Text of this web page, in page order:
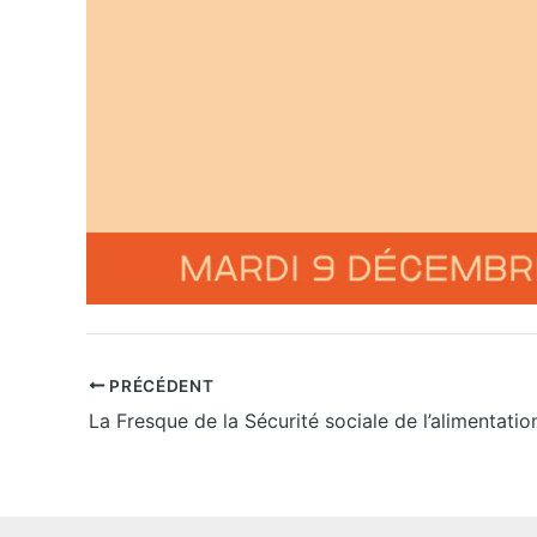
PRÉCÉDENT
La Fresque de la Sécurité sociale de